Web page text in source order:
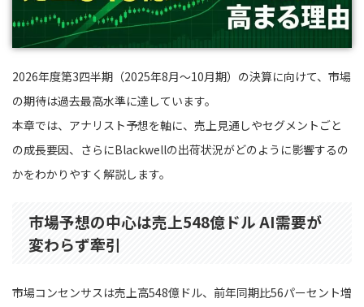
2026年度第3四半期（2025年8月〜10月期）の決算に向けて、市場
の期待は過去最高水準に達しています。
本章では、アナリスト予想を軸に、売上見通しやセグメントごと
の成長要因、さらにBlackwellの出荷状況がどのように影響するの
かをわかりやすく解説します。
市場予想の中心は売上548億ドル AI需要が
変わらず牽引
市場コンセンサスは売上高548億ドル、前年同期比56パーセント増